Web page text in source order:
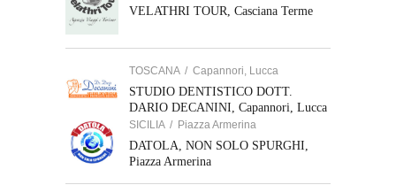
VELATHRI TOUR, Casciana Terme
TOSCANA / Capannori, Lucca
STUDIO DENTISTICO DOTT.
DARIO DECANINI, Capannori, Lucca
SICILIA / Piazza Armerina
DATOLA, NON SOLO SPURGHI,
Piazza Armerina